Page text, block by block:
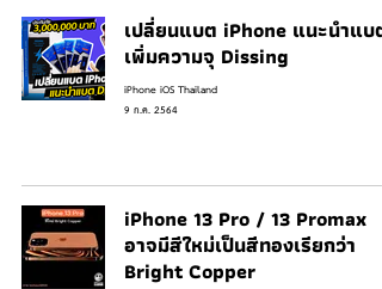
เปลี่ยนแบต iPhone แนะนําแบต
เพิ่มความจุ Dissing
iPhone iOS Thailand
9 ก.ค. 2564
iPhone 13 Pro / 13 Promax
อาจมีสีใหม่เป็นสีทองเรียกว่า
Bright Copper